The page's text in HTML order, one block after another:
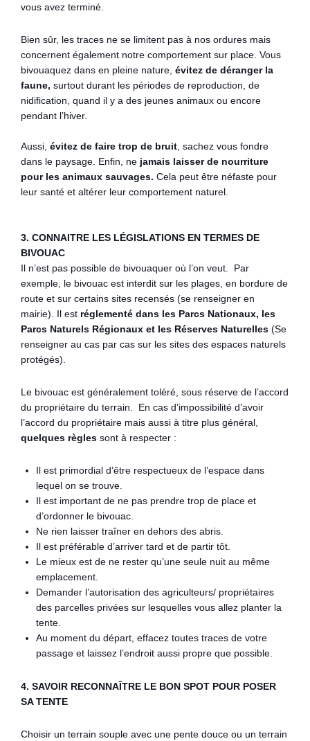
vous avez terminé.
Bien sûr, les traces ne se limitent pas à nos ordures mais
concernent également notre comportement sur place. Vous
bivouaquez dans en pleine nature, évitez de déranger la
faune, surtout durant les périodes de reproduction, de
nidification, quand il y a des jeunes animaux ou encore
pendant l’hiver.
Aussi, évitez de faire trop de bruit , sachez vous fondre
dans le paysage. Enfin, ne jamais laisser de nourriture
pour les animaux sauvages. Cela peut être néfaste pour
leur santé et altérer leur comportement naturel.
3. CONNAITRE LES LÉGISLATIONS EN TERMES DE
BIVOUAC
Il n’est pas possible de bivouaquer où l’on veut. Par
exemple, le bivouac est interdit sur les plages, en bordure de
route et sur certains sites recensés (se renseigner en
mairie). Il est réglementé dans les Parcs Nationaux, les
Parcs Naturels Régionaux et les Réserves Naturelles (Se
renseigner au cas par cas sur les sites des espaces naturels
protégés).
Le bivouac est généralement toléré, sous réserve de l’accord
du propriétaire du terrain. En cas d’impossibilité d’avoir
l’accord du propriétaire mais aussi à titre plus général,
quelques règles sont à respecter :
Il est primordial d’être respectueux de l’espace dans
lequel on se trouve.
Il est important de ne pas prendre trop de place et
d’ordonner le bivouac.
Ne rien laisser traîner en dehors des abris.
Il est préférable d’arriver tard et de partir tôt.
Le mieux est de ne rester qu’une seule nuit au même
emplacement.
Demander l’autorisation des agriculteurs/ propriétaires
des parcelles privées sur lesquelles vous allez planter la
tente.
Au moment du départ, effacez toutes traces de votre
passage et laissez l’endroit aussi propre que possible.
4. SAVOIR RECONNAÎTRE LE BON SPOT POUR POSER
SA TENTE
Choisir un terrain souple avec une pente douce ou un terrain